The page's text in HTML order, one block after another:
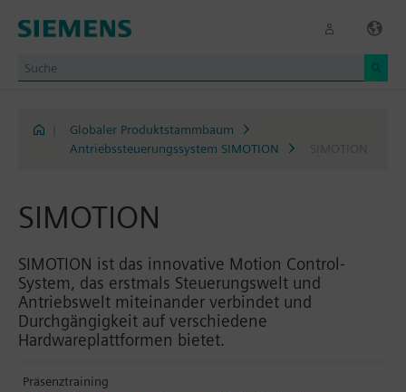
Globaler Produktstammbaum
Antriebssteuerungssystem SIMOTION
SIMOTION
SIMOTION
SIMOTION ist das innovative Motion Control-
System, das erstmals Steuerungswelt und
Antriebswelt miteinander verbindet und
Durchgängigkeit auf verschiedene
Hardwareplattformen bietet.
Präsenztraining